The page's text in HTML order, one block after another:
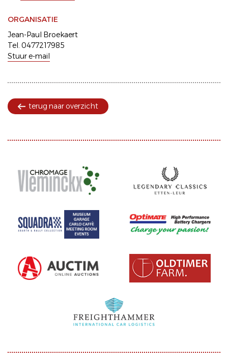
ORGANISATIE
Jean-Paul Broekaert
Tel. 0477217985
Stuur e-mail
terug naar overzicht